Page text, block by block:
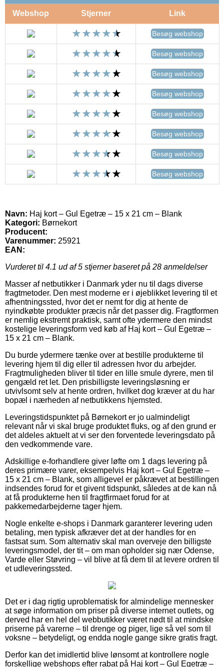
Webshop Stjerner Link
Besøg webshop
Besøg webshop
Besøg webshop
Besøg webshop
Besøg webshop
Besøg webshop
Besøg webshop
Besøg webshop
Navn: Haj kort – Gul Egetræ – 15 x 21 cm – Blank
Kategori: Børnekort
Producent:
Varenummer: 25921
EAN:
Vurderet til 4.1 ud af 5 stjerner baseret på 28 anmeldelser
Masser af netbutikker i Danmark yder nu til dags diverse
fragtmetoder. Den mest moderne er i øjeblikket levering til et
afhentningssted, hvor det er nemt for dig at hente de
nyindkøbte produkter præcis når det passer dig. Fragtformen
er nemlig ekstremt praktisk, samt ofte ydermere den mindst
kostelige leveringsform ved køb af Haj kort – Gul Egetræ –
15 x 21 cm – Blank.
Du burde ydermere tænke over at bestille produkterne til
levering hjem til dig eller til adressen hvor du arbejder.
Fragtmuligheden bliver til tider en lille smule dyrere, men til
gengæld ret let. Den prisbilligste leveringsløsning er
utvivlsomt selv at hente ordren, hvilket dog kræver at du har
bopæl i nærheden af netbutikkens hjemsted.
Leveringstidspunktet på Børnekort er jo ualmindeligt
relevant når vi skal bruge produktet fluks, og af den grund er
det aldeles aktuelt at vi ser den forventede leveringsdato på
den vedkommende vare.
Adskillige e-forhandlere giver løfte om 1 dags levering på
deres primære varer, eksempelvis Haj kort – Gul Egetræ –
15 x 21 cm – Blank, som alligevel er påkrævet at bestillingen
indsendes forud for et givent tidspunkt, således at de kan nå
at få produkterne hen til fragtfirmaet forud for at
pakkemedarbejderne tager hjem.
Nogle enkelte e-shops i Danmark garanterer levering uden
betaling, men typisk afkræver det at der handles for en
fastsat sum. Som alternativ skal man overveje den billigste
leveringsmodel, der tit – om man opholder sig nær Odense,
Varde eller Støvring – vil blive at få dem til at levere ordren til
et udleveringssted.
Det er i dag rigtig uproblematisk for almindelige mennesker
at søge information om priser på diverse internet outlets, og
derved har en hel del webbutikker været nødt til at mindske
priserne på varerne – til drenge og piger, lige så vel som til
voksne – betydeligt, og endda nogle gange sikre gratis fragt.
Derfor kan det imidlertid blive lønsomt at kontrollere nogle
forskellige webshops efter rabat på Haj kort – Gul Egetræ –